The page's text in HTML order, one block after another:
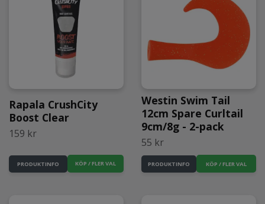
Rapala CrushCity
Boost Clear
159 kr
PRODUKTINFO
Westin Swim Tail
12cm Spare Curltail
9cm/8g - 2-pack
55 kr
PRODUKTINFO KÖP / FLER VAL